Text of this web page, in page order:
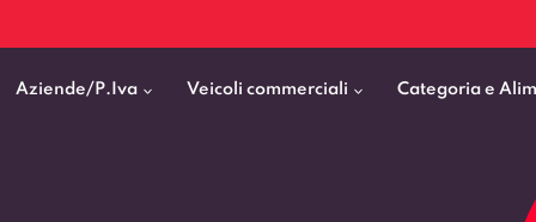
Aziende/P.Iva Veicoli commerciali Categoria e